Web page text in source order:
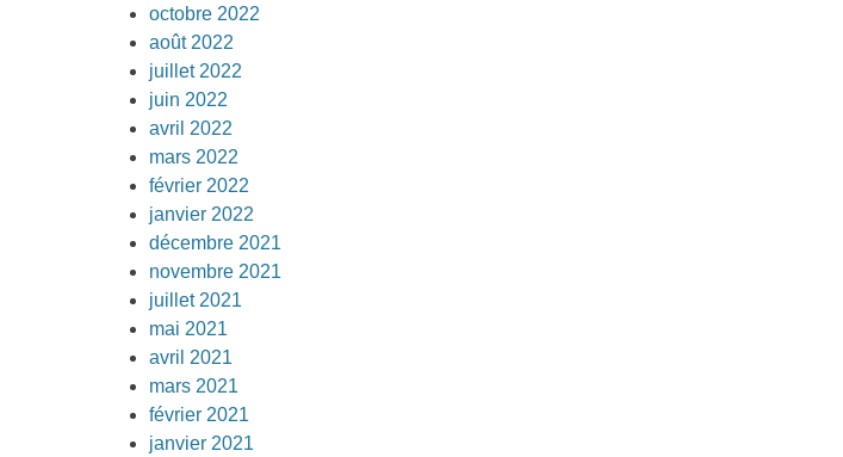
octobre 2022
août 2022
juillet 2022
juin 2022
avril 2022
mars 2022
février 2022
janvier 2022
décembre 2021
novembre 2021
juillet 2021
mai 2021
avril 2021
mars 2021
février 2021
janvier 2021